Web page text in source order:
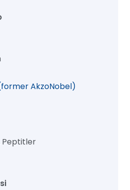
AkzoNobel)
Peptitler